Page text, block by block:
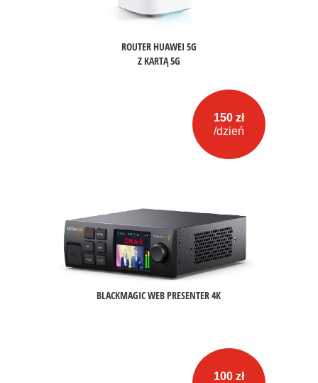
ROUTER HUAWEI 5G
Z KARTĄ 5G
150 zł
/dzień
BLACKMAGIC WEB PRESENTER 4K
100 zł